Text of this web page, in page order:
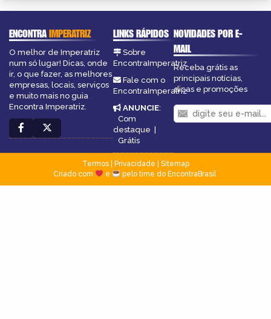
ENCONTRAIMPERATRIZ
O melhor de Imperatriz
num só lugar! Dicas, onde
ir, o que fazer, as melhores
empresas, locais, serviços
e muito mais no guia
Encontra Imperatriz.
LINKS RÁPIDOS
Sobre
EncontraImperatriz
Fale com o
EncontraImperatriz
ANUNCIE:
Com
destaque |
Grátis
NOVIDADES POR E-
MAIL
Receba grátis as
principais notícias,
dicas e promoções
Termos| Privacidade
Sitemap
Criado com
e pelo time do EncontraBrasil